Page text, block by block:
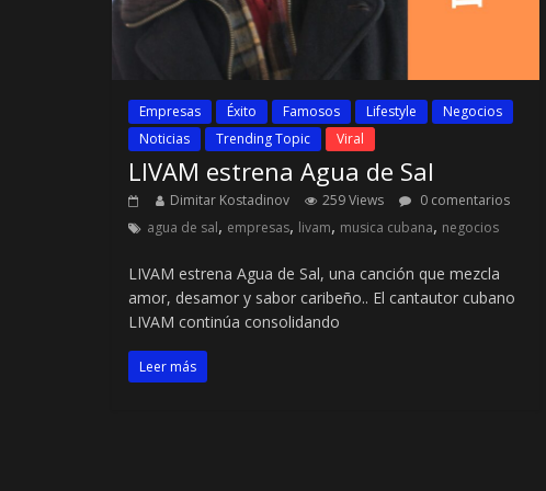
Empresas Éxito Famosos Lifestyle
Negocios
Noticias
Trending Topic Viral
LIVAM estrena Agua de Sal
Dimitar Kostadinov 259 Views
0 comentarios
agua de sal, empresas, livam, musica cubana, negocios
LIVAM estrena Agua de Sal, una canción que mezcla
amor, desamor y sabor caribeño.. El cantautor cubano
LIVAM continúa consolidando
Leer más